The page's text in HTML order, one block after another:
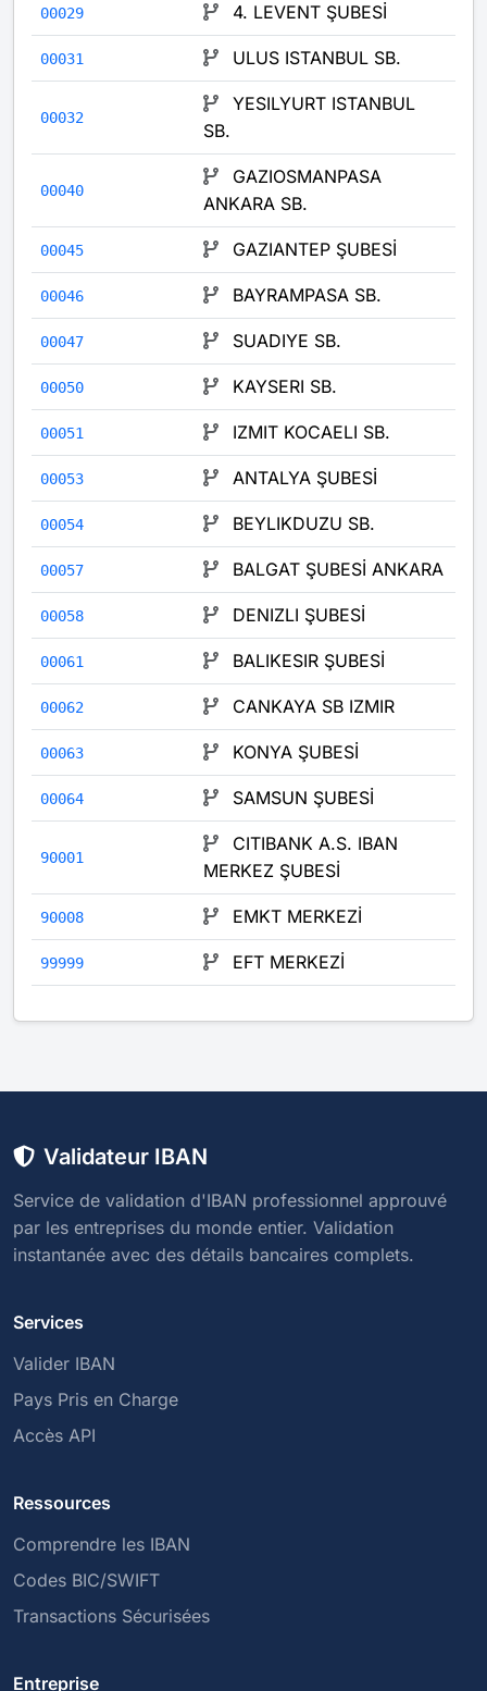
00029 4. LEVENT ŞUBESİ
00031 ULUS ISTANBUL SB.
00032
YESILYURT ISTANBUL
SB.
00040
GAZIOSMANPASA
ANKARA SB.
00045 GAZIANTEP ŞUBESİ
00046 BAYRAMPASA SB.
00047 SUADIYE SB.
00050 KAYSERI SB.
00051 IZMIT KOCAELI SB.
00053 ANTALYA ŞUBESİ
00054 BEYLIKDUZU SB.
00057 BALGAT ŞUBESİ ANKARA
00058 DENIZLI ŞUBESİ
00061 BALIKESIR ŞUBESİ
00062 CANKAYA SB IZMIR
00063 KONYA ŞUBESİ
00064 SAMSUN ŞUBESİ
90001
CITIBANK A.S. IBAN
MERKEZ ŞUBESİ
90008 EMKT MERKEZİ
99999 EFT MERKEZİ
Validateur IBAN
Service de validation d'IBAN professionnel approuvé
par les entreprises du monde entier. Validation
instantanée avec des détails bancaires complets.
Services
Valider IBAN
Pays Pris en Charge
Accès API
Ressources
Comprendre les IBAN
Codes BIC/SWIFT
Transactions Sécurisées
Entreprise